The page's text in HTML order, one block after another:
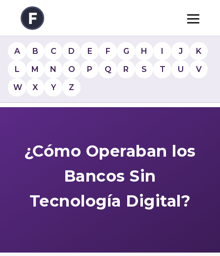
A B C D E F G H I J
K
L
M N O P Q R S T U
V
W
X Y Z
¿Cómo Operaban los
Bancos Sin
Tecnología Digital?